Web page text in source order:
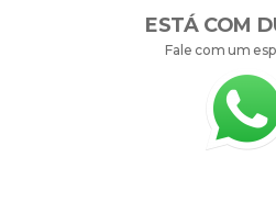
ESTÁ COM
Fale com um